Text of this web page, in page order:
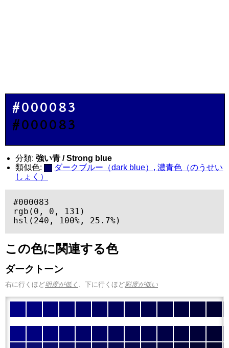
#000083
#000083
分類: 強い青 / Strong blue
類似色:
ダークブルー（dark blue）, 濃青色（のうせい
しょく）
#000083
rgb(0, 0, 131)
hsl(240, 100%, 25.7%)
この色に関連する色
ダークトーン
右に行くほど明度が低く 、下に行くほど彩度が低い